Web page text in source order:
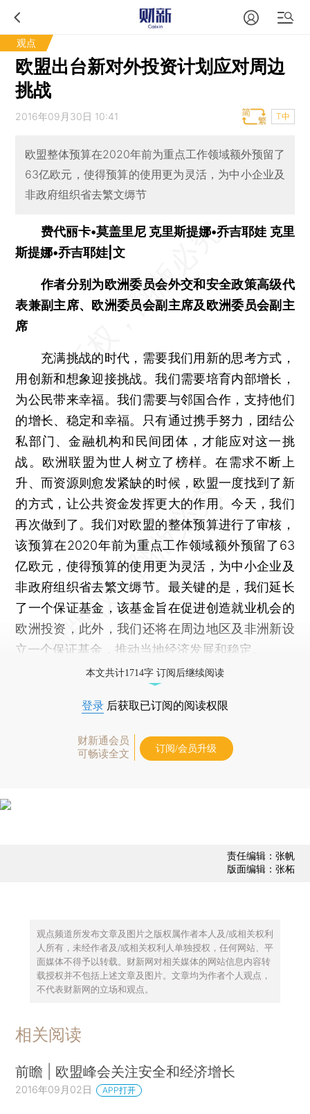
观点
欧盟出台新对外投资计划应对周边
挑战
2016年09月30日 10:41 T中
欧盟整体预算在2020年前为重点工作领域额外预留了
63亿欧元，使得预算的使用更为灵活，为中小企业及
非政府组织省去繁文缛节
费代丽卡•莫盖里尼 克里斯提娜•乔吉耶娃 克里
斯提娜•乔吉耶娃|文
作者分别为欧洲委员会外交和安全政策高级代
表兼副主席、欧洲委员会副主席及欧洲委员会副主
席
充满挑战的时代，需要我们用新的思考方式，
用创新和想象迎接挑战。我们需要培育内部增长，
为公民带来幸福。我们需要与邻国合作，支持他们
的增长、稳定和幸福。只有通过携手努力，团结公
私部门、金融机构和民间团体，才能应对这一挑
战。欧洲联盟为世人树立了榜样。在需求不断上
升、而资源则愈发紧缺的时候，欧盟一度找到了新
的方式，让公共资金发挥更大的作用。今天，我们
再次做到了。我们对欧盟的整体预算进行了审核，
该预算在2020年前为重点工作领域额外预留了63
亿欧元，使得预算的使用更为灵活，为中小企业及
非政府组织省去繁文缛节。最关键的是，我们延长
了一个保证基金，该基金旨在促进创造就业机会的
欧洲投资，此外，我们还将在周边地区及非洲新设
立一个保证基金，推动当地经济发展和稳定。
本文共计1714字 订阅后继续阅读
登录 后获取已订阅的阅读权限
财新通会员
可畅读全文
订阅/会员升级
责任编辑：张帆
版面编辑：张柘
观点频道所发布文章及图片之版权属作者本人及/或相关权利
人所有，未经作者及/或相关权利人单独授权，任何网站、平
面媒体不得予以转载。财新网对相关媒体的网站信息内容转
载授权并不包括上述文章及图片。文章均为作者个人观点，
不代表财新网的立场和观点。
相关阅读
前瞻 | 欧盟峰会关注安全和经济增长
2016年09月02日 APP打开